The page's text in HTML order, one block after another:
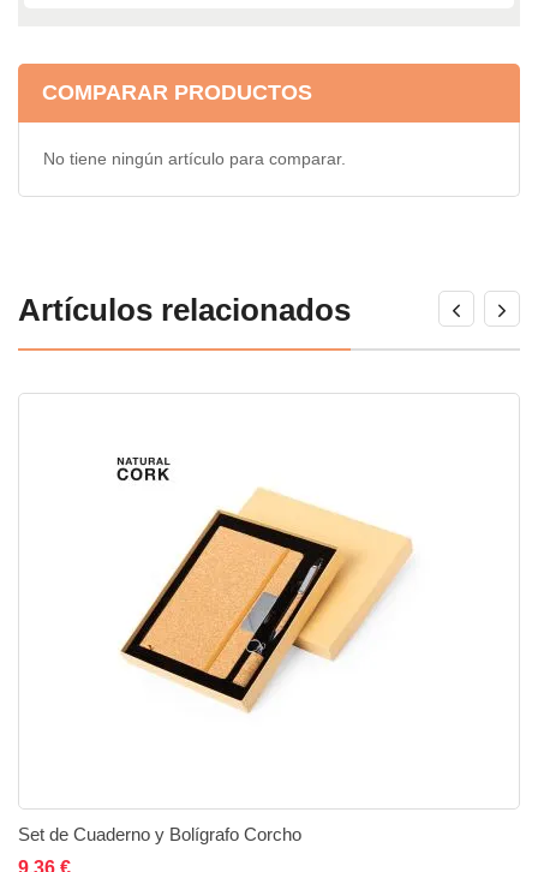
COMPARAR PRODUCTOS
No tiene ningún artículo para comparar.
Artículos relacionados
Set de Cuaderno y Bolígrafo Corcho
9,36 €